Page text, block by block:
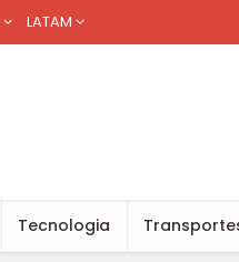
LATAM
Tecnologia